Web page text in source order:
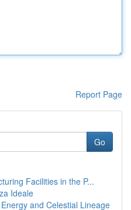
Report Page
Go
Facilities in the P...
Ideale
and Celestial Lineage